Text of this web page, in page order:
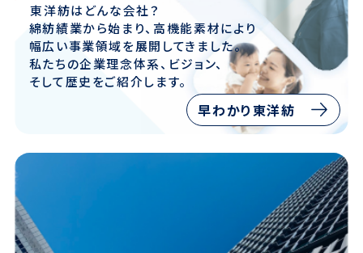
⁩東洋紡はどんな会社？
綿紡績業から始まり、高機能素材により
幅広い事業領域を展開してきました。
私たちの企業理念体系、ビジョン、
そして歴史をご紹介します。
早わかり東洋紡